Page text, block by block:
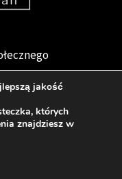
jakość
których
znajdziesz w